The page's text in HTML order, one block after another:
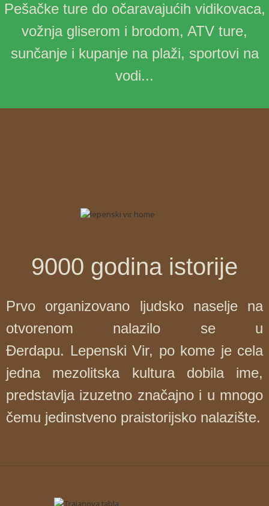
Pešačke ture do očaravajućih vidikovaca,
vožnja gliserom i brodom, ATV ture,
sunčanje i kupanje na plaži, sportovi na
vodi...
9000 godina istorije
Prvo organizovano ljudsko naselje na
otvorenom nalazilo se u
Đerdapu. Lepenski Vir, po kome je cela
jedna mezolitska kultura dobila ime,
predstavlja izuzetno značajno i u mnogo
čemu jedinstveno praistorijsko nalazište.